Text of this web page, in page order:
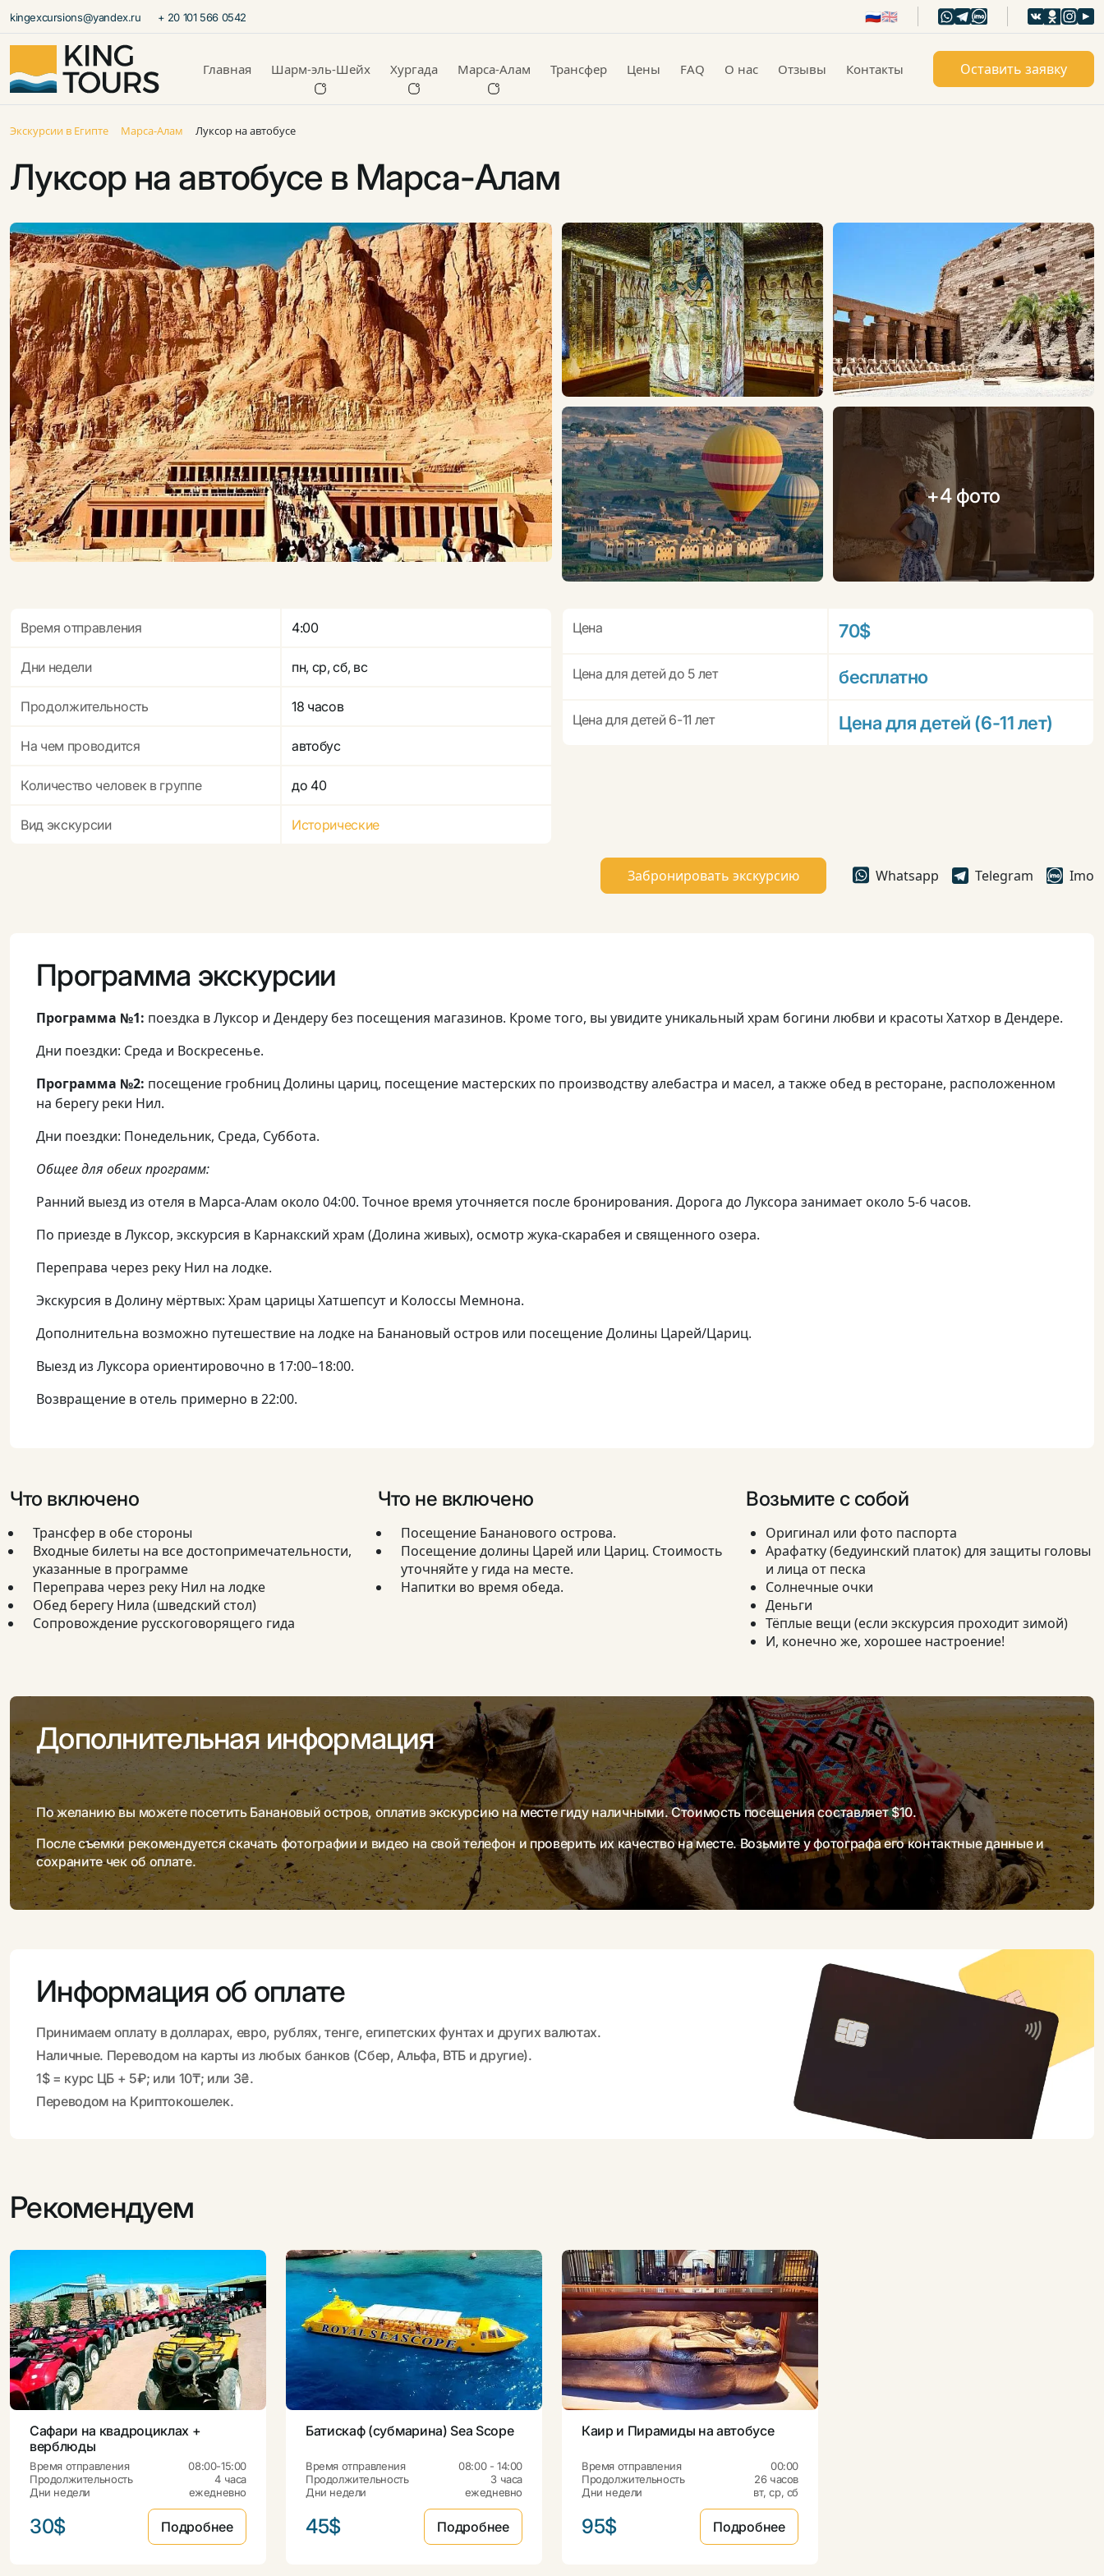
kingexcursions@yandex.ru + 20 101 566 0542 🇷🇺🇬🇧
Главная Шарм-эль-Шейх Хургада Марса-Алам Трансфер Цены FAQ О нас Отзывы Контакты Оставить заявку
Экскурсии в Египте Марса-Алам Луксор на автобусе
Луксор на автобусе в Марса-Алам
+4 фото
Время отправления 4:00
Дни недели пн, ср, сб, вс
Продолжительность 18 часов
На чем проводится автобус
Количество человек в группе до 40
Вид экскурсии Исторические
Цена 70$
Цена для детей до 5 лет бесплатно
Цена для детей 6-11 лет Цена для детей (6-11 лет)
Забронировать экскурсию Whatsapp Telegram Imo
Программа экскурсии
Программа №1: поездка в Луксор и Дендеру без посещения магазинов. Кроме того, вы увидите уникальный храм богини любви и красоты Хатхор в Дендере.
Дни поездки: Среда и Воскресенье.
Программа №2: посещение гробниц Долины цариц, посещение мастерских по производству алебастра и масел, а также обед в ресторане, расположенном
на берегу реки Нил.
Дни поездки: Понедельник, Среда, Суббота.
Общее для обеих программ:
Ранний выезд из отеля в Марса-Алам около 04:00. Точное время уточняется после бронирования. Дорога до Луксора занимает около 5-6 часов.
По приезде в Луксор, экскурсия в Карнакский храм (Долина живых), осмотр жука-скарабея и священного озера.
Переправа через реку Нил на лодке.
Экскурсия в Долину мёртвых: Храм царицы Хатшепсут и Колоссы Мемнона.
Дополнительна возможно путешествие на лодке на Банановый остров или посещение Долины Царей/Цариц.
Выезд из Луксора ориентировочно в 17:00–18:00.
Возвращение в отель примерно в 22:00.
Что включено
Трансфер в обе стороны
Входные билеты на все достопримечательности,
указанные в программе
Переправа через реку Нил на лодке
Обед берегу Нила (шведский стол)
Сопровождение русскоговорящего гида
Что не включено
Посещение Бананового острова.
Посещение долины Царей или Цариц. Стоимость
уточняйте у гида на месте.
Напитки во время обеда.
Возьмите с собой
Оригинал или фото паспорта
Арафатку (бедуинский платок) для защиты головы
и лица от песка
Солнечные очки
Деньги
Тёплые вещи (если экскурсия проходит зимой)
И, конечно же, хорошее настроение!
Дополнительная информация
По желанию вы можете посетить Банановый остров, оплатив экскурсию на месте гиду наличными. Стоимость посещения составляет $10.
После съемки рекомендуется скачать фотографии и видео на свой телефон и проверить их качество на месте. Возьмите у фотографа его контактные данные и
сохраните чек об оплате.
Информация об оплате
Принимаем оплату в долларах, евро, рублях, тенге, египетских фунтах и других валютах.
Наличные. Переводом на карты из любых банков (Сбер, Альфа, ВТБ и другие).
1$ = курс ЦБ + 5₽; или 10₸; или 3₴.
Переводом на Криптокошелек.
Рекомендуем
Сафари на квадроциклах +
верблюды
Время отправления
08:00-15:00
Продолжительность
4 часа
Дни недели
ежедневно
30$ Подробнее
Батискаф (субмарина) Sea Scope
Время отправления
08:00 - 14:00
Продолжительность
3 часа
Дни недели
ежедневно
45$ Подробнее
Каир и Пирамиды на автобусе
Время отправления
00:00
Продолжительность
26 часов
Дни недели
вт, ср, сб
95$ Подробнее